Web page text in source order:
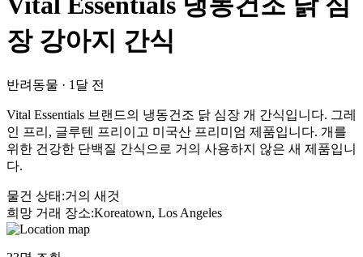
장 강아지 간식
반려동물 · 1달 전
Vital Essentials 브랜드의 냉동건조 닭 심장 개 간식입니다. 그레
인 프리, 글루텐 프리이고 미국산 프리미엄 제품입니다. 개를
위한 건강한 단백질 간식으로 거의 사용하지 않은 새 제품입니
다.
물건 상태 :거의 새것
희망 거래 장소:Koreatown, Los Angeles